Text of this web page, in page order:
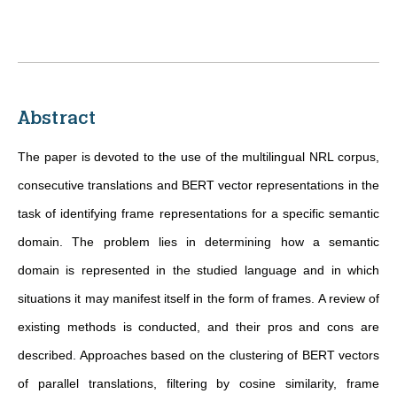
Abstract
The paper is devoted to the use of the multilingual NRL corpus,
consecutive translations and BERT vector representations in the
task of identifying frame representations for a specific semantic
domain. The problem lies in determining how a semantic
domain is represented in the studied language and in which
situations it may manifest itself in the form of frames. A review of
existing methods is conducted, and their pros and cons are
described. Approaches based on the clustering of BERT vectors
of parallel translations, filtering by cosine similarity, frame